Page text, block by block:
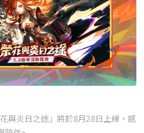
與炎日之途」將於8月28日上線，感